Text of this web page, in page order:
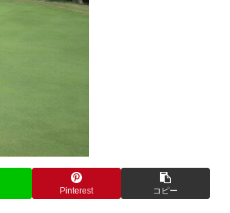
Pinterest コピー